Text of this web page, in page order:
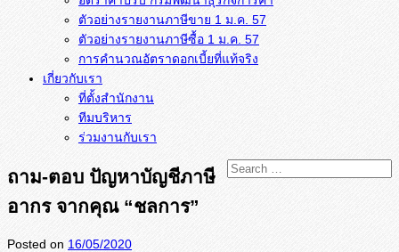
ตัวอย่างรายงานภาษีขาย 1 ม.ค. 57
การคำนวณอัตราดอกเบี้ยที่แท้จริง
เกี่ยวกับเรา
ที่ตั้งสำนักงาน
ทีมบริหาร
ร่วมงานกับเรา
ถาม-ตอบ ปัญหาบัญชีภาษี
อากร จากคุณ “ชลการ”
Posted on 16/05/2020